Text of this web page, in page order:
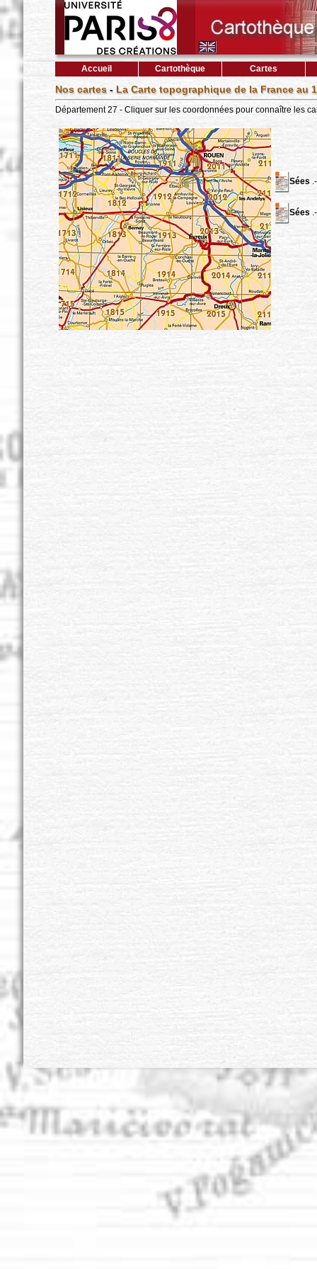
Accueil Cartothèque Cartes
Nos cartes- La Carte topographique de la France au
Département 27 - Cliquer sur les coordonnées pour connaître les
Sées.-
Sées.-